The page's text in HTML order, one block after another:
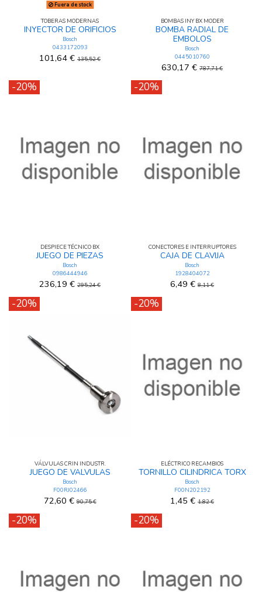
Fuera de stock
TOBERAS MODERNAS
INYECTOR DE ORIFICIOS
Bosch
0433172093
101,64 € 135,52 €
BOMBAS INY BX MODER
BOMBA RADIAL DE
EMBOLOS
Bosch
0445010760
630,17 € 787,71 €
-20%
DESPIECE TÉCNICO BX
JUEGO DE PIEZAS
Bosch
0986444946
236,19 € 295,24 €
-20%
CONECTORES E INTERRUPTORES
CAJA DE CLAVIJA
Bosch
1928404072
6,49 € 8,11 €
-20%
VÁLVULAS CRIN INDUSTR.
JUEGO DE VALVULAS
Bosch
F00RJ02466
72,60 €90,75 €
-20%
ELÉCTRICO RECAMBIOS
TORNILLO CILINDRICA TORX
Bosch
F00N202192
1,45 € 1,82 €
-20% -20%